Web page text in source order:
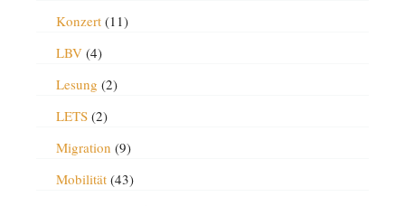
Konzert(11)
LBV(4)
Lesung (2)
LETS(2)
Migration (9)
Mobilität(43)